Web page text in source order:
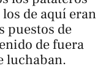
de aquí eran
puestos de
de fuera
luchaban.